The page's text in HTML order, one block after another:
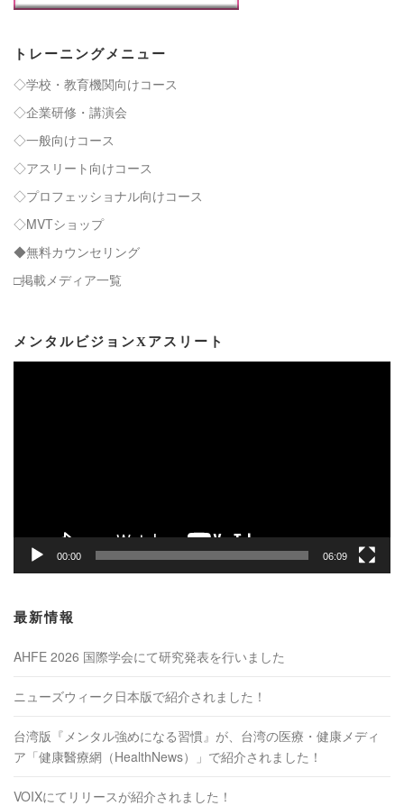
トレーニングメニュー
◇学校・教育機関向けコース
◇企業研修・講演会
◇一般向けコース
◇アスリート向けコース
◇プロフェッショナル向けコース
◇MVTショップ
◆無料カウンセリング
□掲載メディア一覧
メンタルビジョンXアスリート
00:00 06:09
最新情報
AHFE 2026 国際学会にて研究発表を行いました
ニューズウィーク日本版で紹介されました！
台湾版『メンタル強めになる習慣』が、台湾の医療・健康メディ
ア「健康醫療網（HealthNews）」で紹介されました！
VOIXにてリリースが紹介されました！